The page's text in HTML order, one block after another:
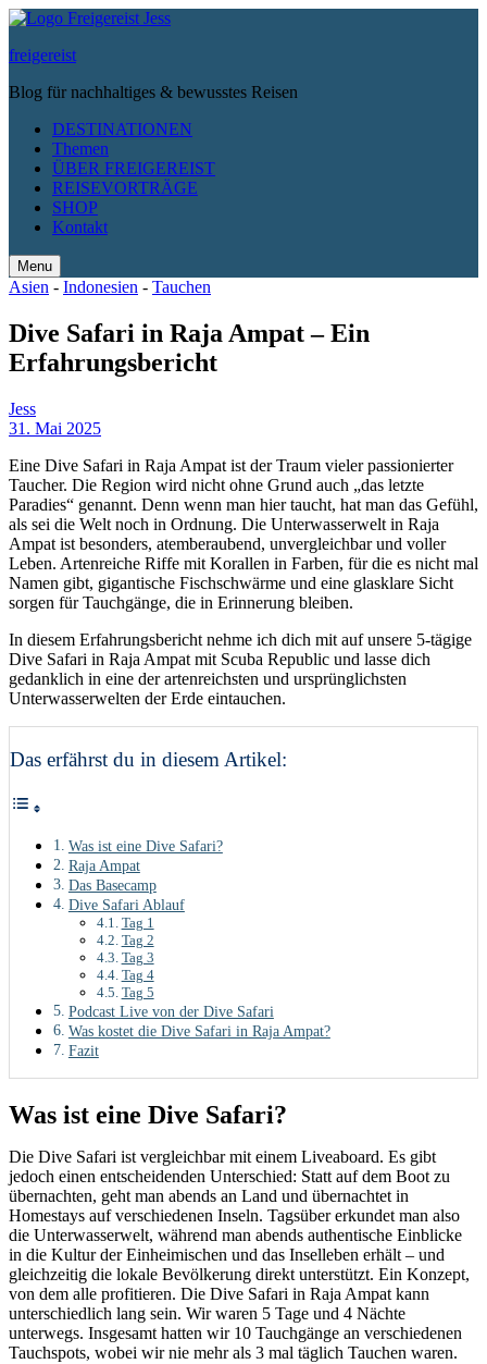
freigereist
Blog für nachhaltiges & bewusstes Reisen
DESTINATIONEN
Themen
ÜBER FREIGEREIST
REISEVORTRÄGE
SHOP
Kontakt
Menu
Search
Asien - Indonesien - Tauchen
Dive Safari in Raja Ampat – Ein
Erfahrungsbericht
Jess
31. Mai 2025
Eine Dive Safari in Raja Ampat ist der Traum vieler passionierter
Taucher. Die Region wird nicht ohne Grund auch „das letzte
Paradies“ genannt. Denn wenn man hier taucht, hat man das Gefühl,
als sei die Welt noch in Ordnung. Die Unterwasserwelt in Raja
Ampat ist besonders, atemberaubend, unvergleichbar und voller
Leben. Artenreiche Riffe mit Korallen in Farben, für die es nicht mal
Namen gibt, gigantische Fischschwärme und eine glasklare Sicht
sorgen für Tauchgänge, die in Erinnerung bleiben.
In diesem Erfahrungsbericht nehme ich dich mit auf unsere 5-tägige
Dive Safari in Raja Ampat mit Scuba Republic und lasse dich
gedanklich in eine der artenreichsten und ursprünglichsten
Unterwasserwelten der Erde eintauchen.
Das erfährst du in diesem Artikel:
Was ist eine Dive Safari?
Raja Ampat
Das Basecamp
Dive Safari Ablauf
Tag 1
Tag 2
Tag 3
Tag 4
Tag 5
Podcast Live von der Dive Safari
Was kostet die Dive Safari in Raja Ampat?
Fazit
Was ist eine Dive Safari?
Die Dive Safari ist vergleichbar mit einem Liveaboard. Es gibt
jedoch einen entscheidenden Unterschied: Statt auf dem Boot zu
übernachten, geht man abends an Land und übernachtet in
Homestays auf verschiedenen Inseln. Tagsüber erkundet man also
die Unterwasserwelt, während man abends authentische Einblicke
in die Kultur der Einheimischen und das Inselleben erhält – und
gleichzeitig die lokale Bevölkerung direkt unterstützt. Ein Konzept,
von dem alle profitieren. Die Dive Safari in Raja Ampat kann
unterschiedlich lang sein. Wir waren 5 Tage und 4 Nächte
unterwegs. Insgesamt hatten wir 10 Tauchgänge an verschiedenen
Tauchspots, wobei wir nie mehr als 3 mal täglich Tauchen waren.